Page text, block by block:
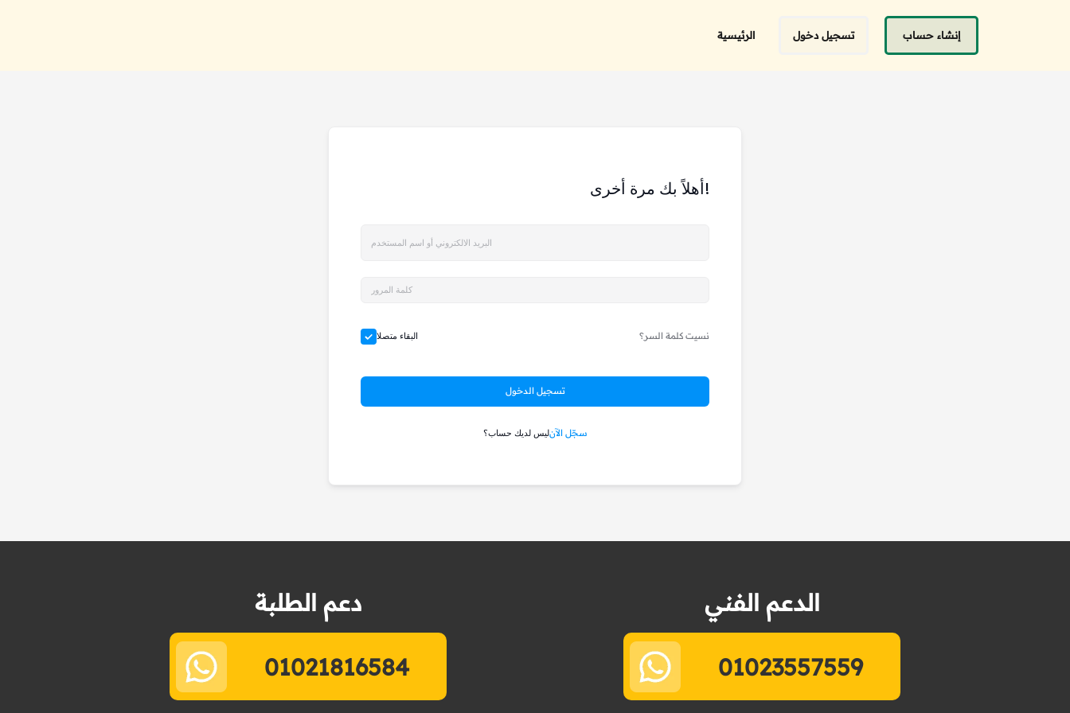
الرئيسية تسجيل دخول إنشاء حساب
أهلاً بك مرة أخرى!
البقاء متصلا نسيت كلمة السر؟
تسجيل الدخول
ليس لديك حساب؟سجّل الآن
دعم الطلبة
01021816584
الدعم الفني
01023557559